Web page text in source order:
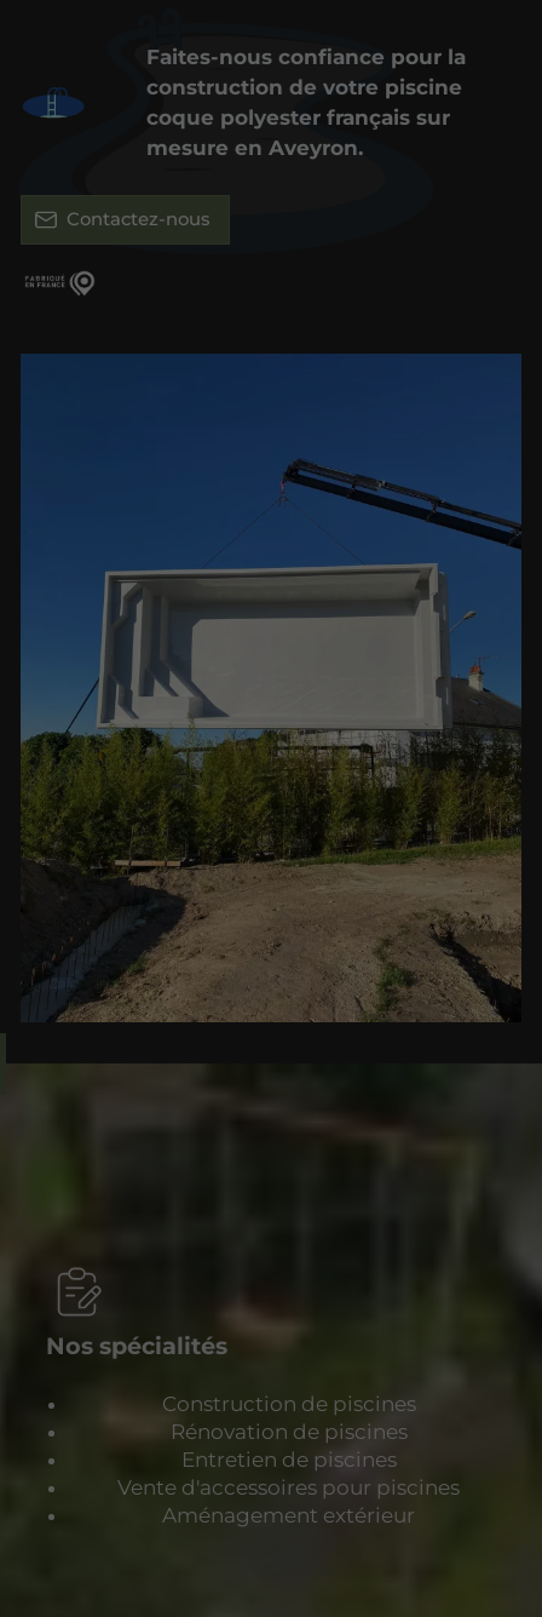
Faites-nous confiance pour la
construction de votre piscine
coque polyester français sur
mesure en Aveyron.
Contactez-nous
Nos spécialités
Construction de piscines
Rénovation de piscines
Entretien de piscines
Vente d'accessoires pour piscines
Aménagement extérieur